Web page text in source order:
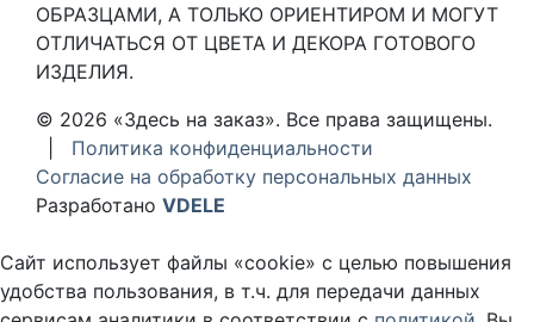
ОБРАЗЦАМИ, А ТОЛЬКО ОРИЕНТИРОМ И МОГУТ
ОТЛИЧАТЬСЯ ОТ ЦВЕТА И ДЕКОРА ГОТОВОГО
ИЗДЕЛИЯ.
© 2026 «Здесь на заказ». Все права защищены.
Политика конфиденциальности
Согласие на обработку персональных данных
Разработано VDELE
Сайт использует файлы «cookie» с целью повышения
удобства пользования, в т.ч. для передачи данных